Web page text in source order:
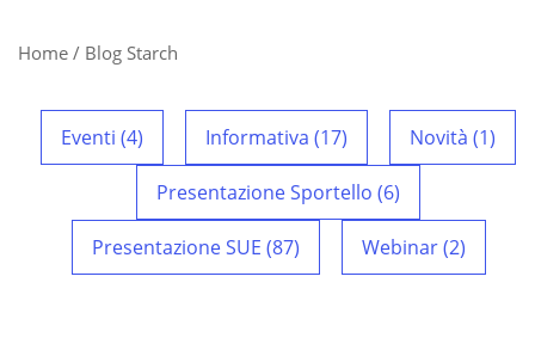
Home / Blog Starch
Eventi (4) Informativa (17) Novità (1)
Presentazione Sportello (6)
Presentazione SUE (87) Webinar (2)